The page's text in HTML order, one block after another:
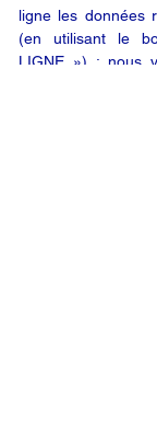
ligne les données
(en utilisant le
LIGNE ») ; nous